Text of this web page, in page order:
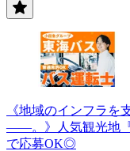
《地域のインフラを
――。》人気観光地
で応募OK◎